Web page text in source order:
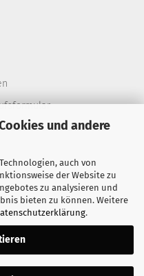
und andere
auch von
der Website zu
zu analysieren und
bieten zu können. Weitere
.